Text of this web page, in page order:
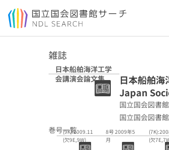
本文へ移動
雑誌
日本船舶海洋工学
会講演会論文集
日本船舶
Japan
国立国会図書
国立国会図書
巻号一覧(9K):2009.11
(欠9E,9W)
8号 2009年5
月
(欠